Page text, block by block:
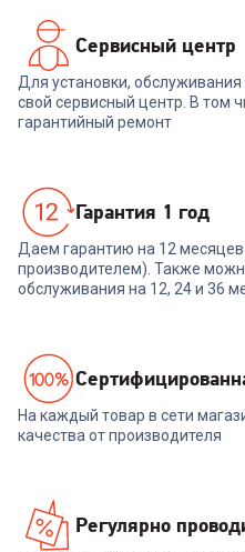
Сервисный центр
Для установки, обслуживания
свой сервисный центр. В том
гарантийный ремонт
Гарантия 1 год
Даем гарантию на 12
производителем). Также
обслуживания на 12, 24 и 36
На каждый товар в сети
качества от производителя
Регулярно